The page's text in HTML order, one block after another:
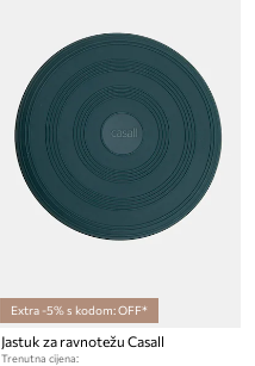
Extra -5% s kodom: OFF*
Jastuk za ravnotežu Casall
Trenutna cijena: